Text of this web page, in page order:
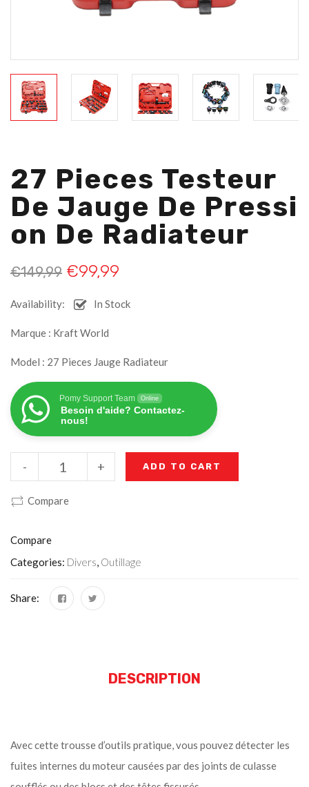
27 Pieces Testeur
De Jauge De Pressi
On De Radiateur
€149,99 €99,99
Availability: In Stock
Marque : Kraft World
Model : 27 Pieces Jauge Radiateur
Pomy Support Team Online
Besoin d'aide? Contactez-
nous!
+
- ADD TO CART
Compare
Compare
Categories: Divers, Outillage
Share:
DESCRIPTION
Avec cette trousse d’outils pratique, vous pouvez détecter les
fuites internes du moteur causées par des joints de culasse